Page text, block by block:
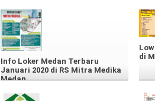
Info Loker Medan Terbaru
Januari 2020 di RS Mitra Medika
Medan
di